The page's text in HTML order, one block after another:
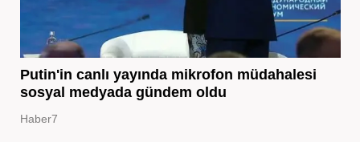
Putin'in canlı yayında mikrofon müdahalesi
sosyal medyada gündem oldu
Haber7